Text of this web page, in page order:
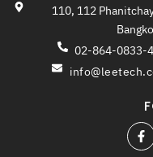
110, 112
02-864-0833-